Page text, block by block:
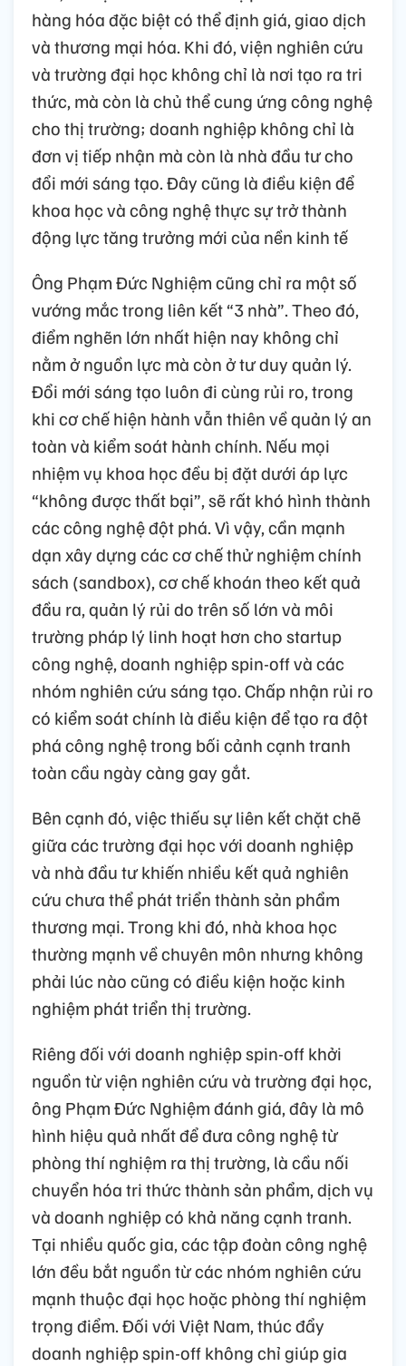
hàng hóa đặc biệt có thể định giá, giao dịch
và thương mại hóa. Khi đó, viện nghiên cứu
và trường đại học không chỉ là nơi tạo ra tri
thức, mà còn là chủ thể cung ứng công nghệ
cho thị trường; doanh nghiệp không chỉ là
đơn vị tiếp nhận mà còn là nhà đầu tư cho
đổi mới sáng tạo. Đây cũng là điều kiện để
khoa học và công nghệ thực sự trở thành
động lực tăng trưởng mới của nền kinh tế
Ông Phạm Đức Nghiệm cũng chỉ ra một số
vướng mắc trong liên kết “3 nhà”. Theo đó,
điểm nghẽn lớn nhất hiện nay không chỉ
nằm ở nguồn lực mà còn ở tư duy quản lý.
Đổi mới sáng tạo luôn đi cùng rủi ro, trong
khi cơ chế hiện hành vẫn thiên về quản lý an
toàn và kiểm soát hành chính. Nếu mọi
nhiệm vụ khoa học đều bị đặt dưới áp lực
“không được thất bại”, sẽ rất khó hình thành
các công nghệ đột phá. Vì vậy, cần mạnh
dạn xây dựng các cơ chế thử nghiệm chính
sách (sandbox), cơ chế khoán theo kết quả
đầu ra, quản lý rủi do trên số lớn và môi
trường pháp lý linh hoạt hơn cho startup
công nghệ, doanh nghiệp spin-off và các
nhóm nghiên cứu sáng tạo. Chấp nhận rủi ro
có kiểm soát chính là điều kiện để tạo ra đột
phá công nghệ trong bối cảnh cạnh tranh
toàn cầu ngày càng gay gắt.
Bên cạnh đó, việc thiếu sự liên kết chặt chẽ
giữa các trường đại học với doanh nghiệp
và nhà đầu tư khiến nhiều kết quả nghiên
cứu chưa thể phát triển thành sản phẩm
thương mại. Trong khi đó, nhà khoa học
thường mạnh về chuyên môn nhưng không
phải lúc nào cũng có điều kiện hoặc kinh
nghiệm phát triển thị trường.
Riêng đối với doanh nghiệp spin-off khởi
nguồn từ viện nghiên cứu và trường đại học,
ông Phạm Đức Nghiệm đánh giá, đây là mô
hình hiệu quả nhất để đưa công nghệ từ
phòng thí nghiệm ra thị trường, là cầu nối
chuyển hóa tri thức thành sản phẩm, dịch vụ
và doanh nghiệp có khả năng cạnh tranh.
Tại nhiều quốc gia, các tập đoàn công nghệ
lớn đều bắt nguồn từ các nhóm nghiên cứu
mạnh thuộc đại học hoặc phòng thí nghiệm
trọng điểm. Đối với Việt Nam, thúc đẩy
doanh nghiệp spin-off không chỉ giúp gia